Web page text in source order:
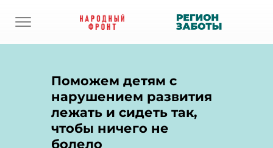
Поможем детям с
нарушением развития
лежать и сидеть так,
чтобы ничего не
болело